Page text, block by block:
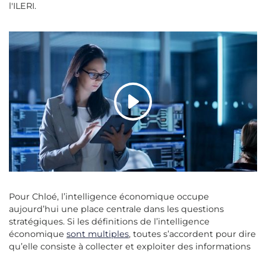
l'ILERI.
Pour Chloé, l’intelligence économique occupe
aujourd’hui une place centrale dans les questions
stratégiques. Si les définitions de l’intelligence
économique sont multiples, toutes s’accordent pour dire
qu’elle consiste à collecter et exploiter des informations